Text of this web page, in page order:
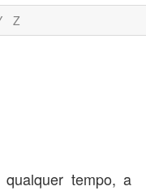
Z
tempo, a